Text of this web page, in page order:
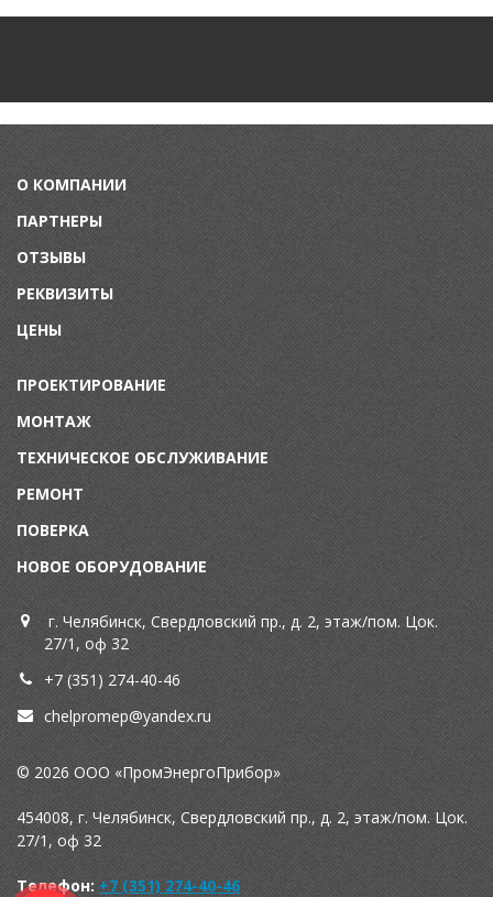
О КОМПАНИИ
ПАРТНЕРЫ
ОТЗЫВЫ
РЕКВИЗИТЫ
ЦЕНЫ
ПРОЕКТИРОВАНИЕ
МОНТАЖ
ТЕХНИЧЕСКОЕ ОБСЛУЖИВАНИЕ
РЕМОНТ
ПОВЕРКА
НОВОЕ ОБОРУДОВАНИЕ
г. Челябинск, Свердловский пр., д. 2, этаж/пом. Цок.
27/1, оф 32
+7 (351) 274-40-46
chelpromep@yandex.ru
© 2026 ООО «ПромЭнергоПрибор»
454008, г. Челябинск, Свердловский пр., д. 2, этаж/пом. Цок.
27/1, оф 32
Телефон: +7 (351) 274-40-46